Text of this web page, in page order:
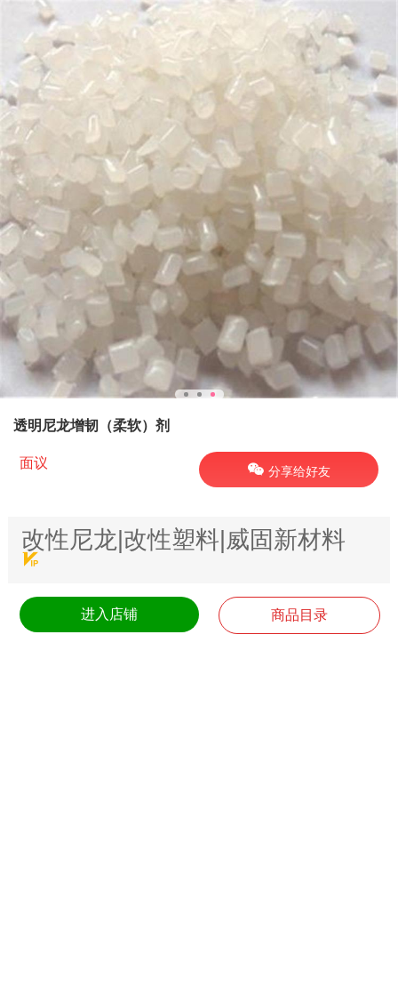
透明尼龙增韧（柔软）剂
面议
分享给好友
改性尼龙|改性塑料|威固新材料
进入店铺 商品目录